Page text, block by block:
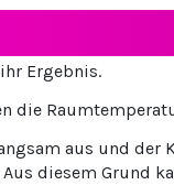
Ergebnis.
die
aus und
diesem Grund